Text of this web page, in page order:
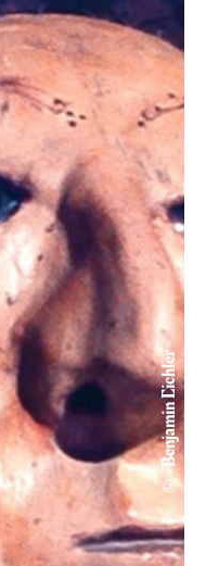
© Benjamin Eichler